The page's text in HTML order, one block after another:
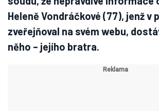
Heleně Vondráčkové (77), jenž v
zveřejňoval na svém webu,
něho – jejího bratra.